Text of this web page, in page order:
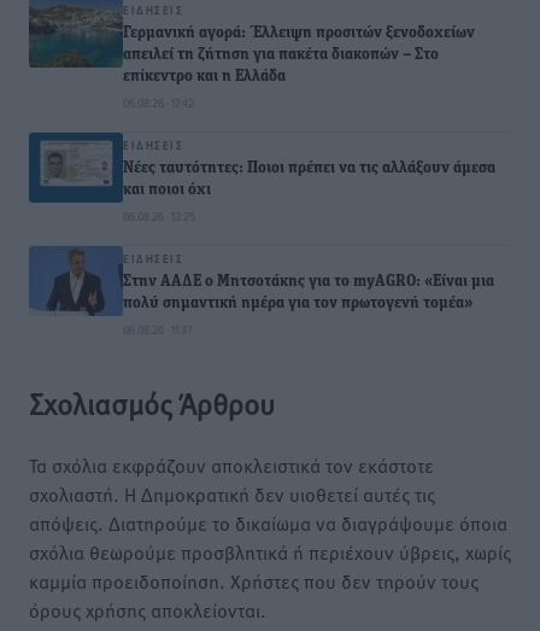
ΕΙΔΉΣΕΙΣ
Γερμανική αγορά: Έλλειψη προσιτών ξενοδοχείων
απειλεί τη ζήτηση για πακέτα διακοπών – Στο
επίκεντρο και η Ελλάδα
06.08.26 · 17:42
ΕΙΔΉΣΕΙΣ
Νέες ταυτότητες: Ποιοι πρέπει να τις αλλάξουν άμεσα
και ποιοι όχι
06.08.26 · 13:25
ΕΙΔΉΣΕΙΣ
Στην ΑΑΔΕ ο Μητσοτάκης για το myAGRO: «Είναι μια
πολύ σημαντική ημέρα για τον πρωτογενή τομέα»
06.08.26 · 11:37
Σχολιασμός Άρθρου
Τα σχόλια εκφράζουν αποκλειστικά τον εκάστοτε
σχολιαστή. Η Δημοκρατική δεν υιοθετεί αυτές τις
απόψεις. Διατηρούμε το δικαίωμα να διαγράψουμε όποια
σχόλια θεωρούμε προσβλητικά ή περιέχουν ύβρεις, χωρίς
καμμία προειδοποίηση. Χρήστες που δεν τηρούν τους
όρους χρήσης αποκλείονται.